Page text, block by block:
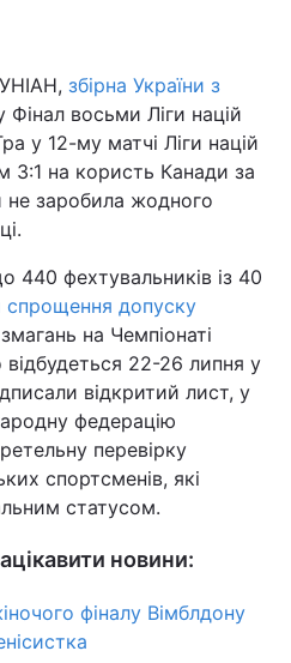
збірна України з
восьми Ліги націй
у 12-му матчі Ліги націй
3:1 на користь Канади за
не заробила жодного
440 фехтувальників із 40
спрощення допуску
на Чемпіонаті
22-26 липня у
відкритий лист, у
федерацію
перевірку
спортсменів, які
статусом.
новини:
фіналу Вімблдону